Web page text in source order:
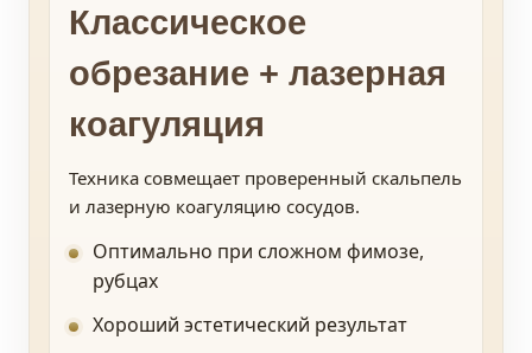
Классическое
обрезание + лазерная
коагуляция
Техника совмещает проверенный скальпель
и лазерную коагуляцию сосудов.
Оптимально при сложном фимозе,
рубцах
Хороший эстетический результат